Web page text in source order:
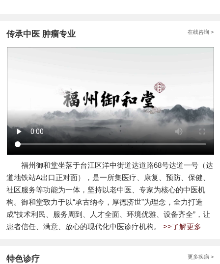
传承中医 肿瘤专业 在线咨询 >
福州御和堂坐落于台江区洋中街道达道路68号达道一号（达
道地铁站A出口正对面），是一所集医疗、康复、预防、保健、
社区服务等功能为一体，坚持以老中医、专家为核心的中医机
构。御和堂致力于以“承古纳今，厚德济世”为理念，全力打造
成“技术利民、服务周到、人才全面、环境优雅、设备齐全”，让
患者信任、满意、放心的现代化中医诊疗机构。 >>了解更多
特色诊疗 更多疾病 >